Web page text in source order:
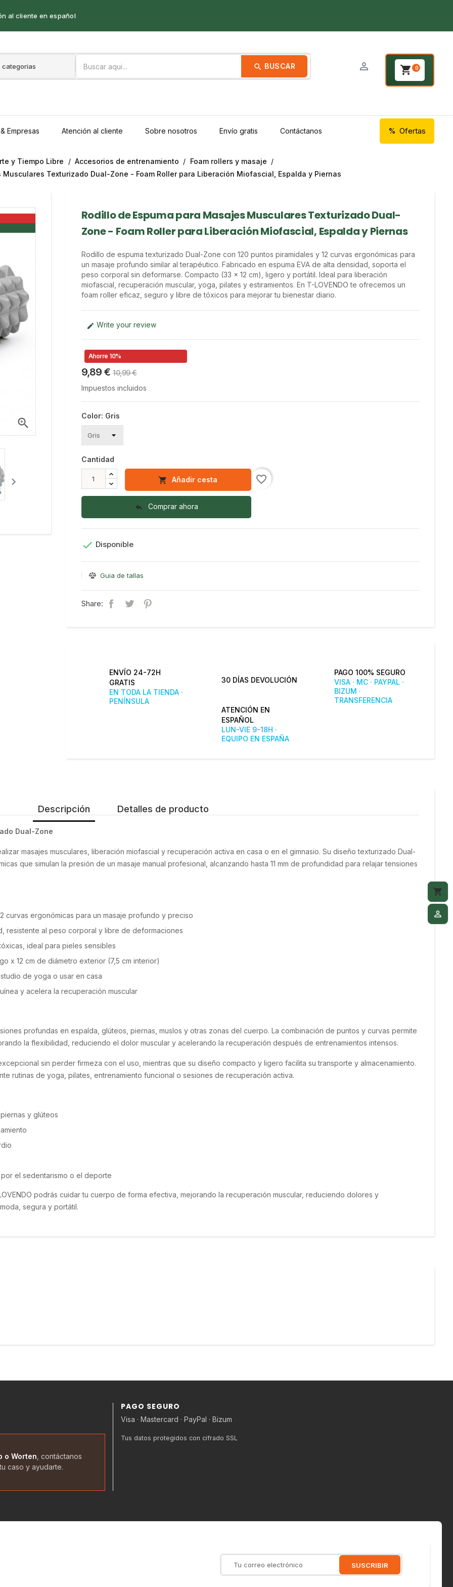
shopping_cart
person_outline
al cliente en español
shopping_cart 0
person_outline
search BUSCAR
Ofertas
Empresas Atención al cliente Sobre nosotros Envío gratis Contáctanos
y Tiempo Libre Accesorios de entrenamiento
Foam rollers y masaje
Texturizado Dual-Zone - Foam Roller para Liberación Miofascial, Espalda y Piernas


Rodillo de Espuma para Masajes Musculares Texturizado Dual-
Zone - Foam Roller para Liberación Miofascial, Espalda y Piernas
Rodillo de espuma texturizado Dual-Zone con 120 puntos piramidales y 12 curvas ergonómicas para
un masaje profundo similar al terapéutico. Fabricado en espuma EVA de alta densidad, soporta el
peso corporal sin deformarse. Compacto (33 x 12 cm), ligero y portátil. Ideal para liberación
miofascial, recuperación muscular, yoga, pilates y estiramientos. En T-LOVENDO te ofrecemos un
foam roller eficaz, seguro y libre de tóxicos para mejorar tu bienestar diario.
 Write your review
Ahorre 10%
9,89 €10,99 €
Impuestos incluidos
Color: Gris
Cantidad
 Añadir cesta
 Comprar ahora
favorite_border
 Disponible
Guia de tallas
Share:
ENVÍO 24-72H
GRATIS
EN TODA LA TIENDA ·
PENÍNSULA
30 DÍAS DEVOLUCIÓN
PAGO 100% SEGURO
VISA · MC · PAYPAL ·
BIZUM ·
TRANSFERENCIA
ATENCIÓN EN
ESPAÑOL
LUN-VIE 9-18H ·
EQUIPO EN ESPAÑA
Descripción Detalles de producto
Dual-Zone
masajes musculares, liberación miofascial y recuperación activa en casa o en el gimnasio. Su diseño texturizado Dual-
que simulan la presión de un masaje manual profesional, alcanzando hasta 11 mm de profundidad para relajar tensiones
curvas ergonómicas para un masaje profundo y preciso
resistente al peso corporal y libre de deformaciones
ideal para pieles sensibles
x 12 cm de diámetro exterior (7,5 cm interior)
de yoga o usar en casa
y acelera la recuperación muscular
profundas en espalda, glúteos, piernas, muslos y otras zonas del cuerpo. La combinación de puntos y curvas permite
la flexibilidad, reduciendo el dolor muscular y acelerando la recuperación después de entrenamientos intensos.
sin perder firmeza con el uso, mientras que su diseño compacto y ligero facilita su transporte y almacenamiento.
rutinas de yoga, pilates, entrenamiento funcional o sesiones de recuperación activa.
y glúteos
el sedentarismo o el deporte
podrás cuidar tu cuerpo de forma efectiva, mejorando la recuperación muscular, reduciendo dolores y
segura y portátil.
o Worten , contáctanos
caso y ayudarte.
PAGO SEGURO
Visa · Mastercard · PayPal · Bizum
Tus datos protegidos con cifrado SSL